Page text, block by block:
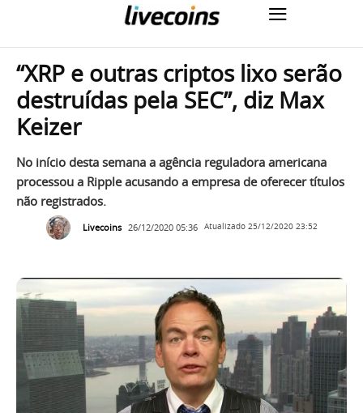
“XRP e outras criptos lixo serão
destruídas pela SEC”, diz Max
Keizer
No início desta semana a agência reguladora americana
processou a Ripple acusando a empresa de oferecer títulos
não registrados.
Livecoins 26/12/2020 05:36 Atualizado 25/12/2020 23:52